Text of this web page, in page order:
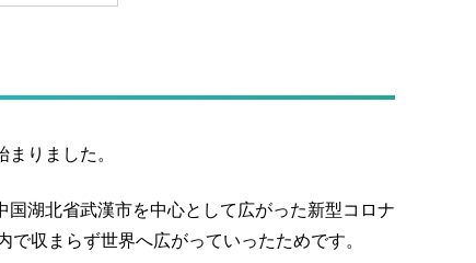
りました。
湖北省武漢市を中心として広がった新型コロナ
収まらず世界へ広がっていったためです。